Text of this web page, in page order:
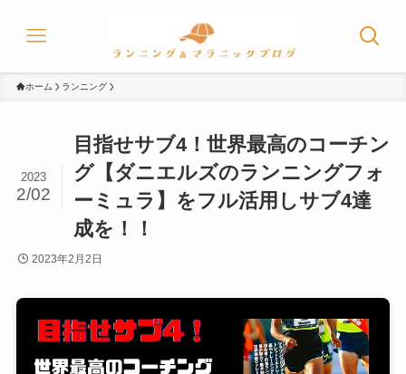
ホーム ランニング
目指せサブ4！世界最高のコーチン
グ【ダニエルズのランニングフォ
ーミュラ】をフル活用しサブ4達
成を！！
2023
2/02
2023年2月2日